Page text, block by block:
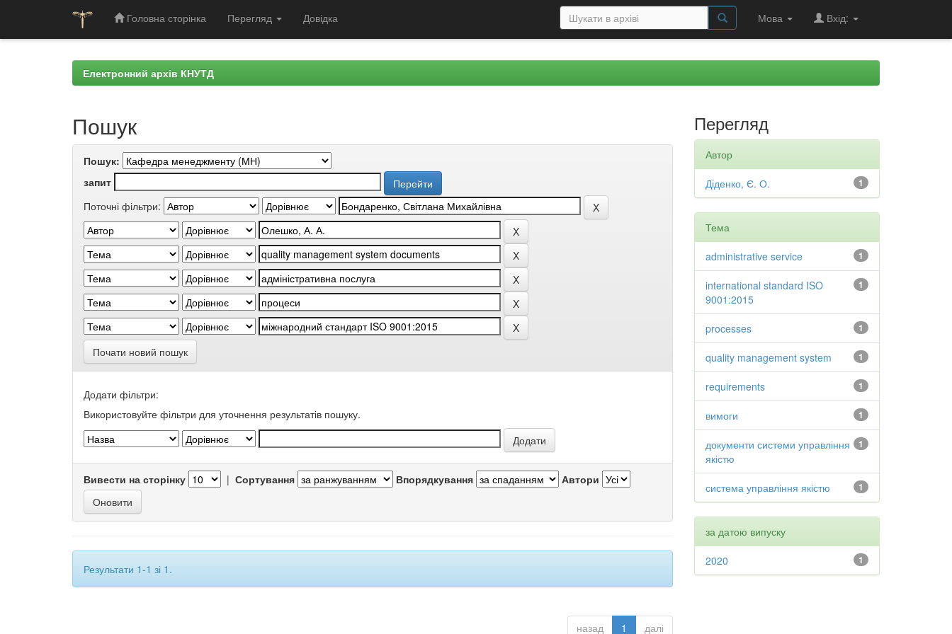
Головна сторінка Перегляд Довідка Мова Вхід:
Електронний архів КНУТД
Пошук
Пошук:
запит
Поточні фільтри:
Почати новий пошук
Додати фільтри:
Використовуйте фільтри для уточнення результатів пошуку.
Вивести на сторінку | Сортування Впорядкування Автори
Результати 1-1 зі 1.
назад 1 далі
Перегляд
Автор
1
Діденко, Є. О.
Тема
1
administrative service
1
international standard ISO
9001:2015
1
processes
1
quality management system
1
requirements
1
вимоги
1
документи системи управління
якістю
1
система управління якістю
за датою випуску
1
2020